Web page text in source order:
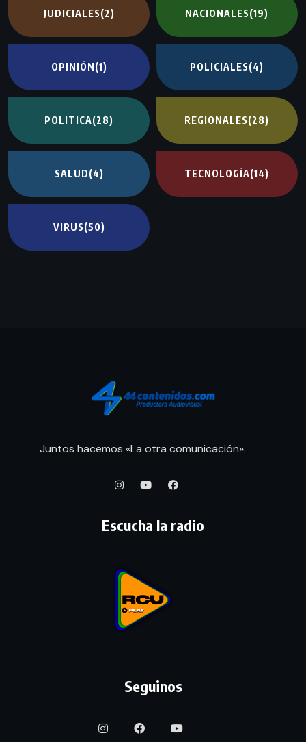
JUDICIALES(2) NACIONALES(19)
OPINIÓN(1) POLICIALES(4)
POLITICA(28) REGIONALES(28)
SALUD(4) TECNOLOGÍA(14)
VIRUS(50)
Juntos hacemos «La otra comunicación».
Escucha la radio
Seguinos